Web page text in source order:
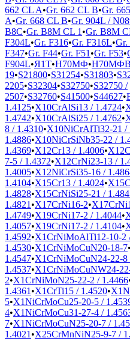
662 CL A•Gr. 662 CL B•Gr.
A•Gr. 668 CL B•Gr. 904L /
B8C•Gr. B8M CL 1•Gr. B8M
F304L•Gr. F316•Gr. F316L•Gr.
F347•Gr. F44•Gr. F51•Gr. F53•
F904L•Я1Т•Н70МФ•Н70МФВ
19•S21800•S31254•S31803•
2205•S32304•S32750•S32750 /
2507•S32760•S41500•S44627•
1.4125•X10CrAlSi13 / 1.4724•
1.4742•X10CrAlSi25 / 1.4762•
8 / 1.4310•X10NiCrAlTi32-21 /
1.4886•X10NiCrSiNb35-22 /
1.4369•X12Cr13 / 1.4006•
7-5 / 1.4372•X12CrNi23-13 /
1.4005•X12NiCrSi35-16 /
1.4104•X15Cr13 / 1.4024•
1.4828•X15CrNiSi25-21 /
1.4821•X17CrNi16-2•
1.4749•X19CrNi17-2 / 1.4044•
1.4057•X19CrNi17-2 / 1.4104•
1.4592•X1CrNiMoAlTi12-10-2
1.4530•X1CrNiMoCuN20-18-7•
1.4547•X1CrNiMoCuN24-22-8
1.4537•X1CrNiMoCuNW24-
2•X1CrNiMoN25-22-2 / 1.4466
1.4361•X1CrTi15 / 1.4520•
5•X1NiCrMoCu25-20-5 /
4•X1NiCrMoCu31-27-4 /
7•X1NiCrMoCuN25-20-7 /
1.4021•X25CrMnNiN25-9-7 /